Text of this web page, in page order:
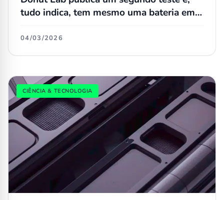
tudo indica, tem mesmo uma bateria em
04/03/2026
CIÊNCIA & TECNOLOGIA